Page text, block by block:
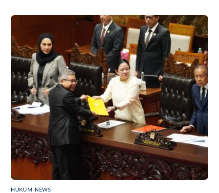
HUKUM NEWS